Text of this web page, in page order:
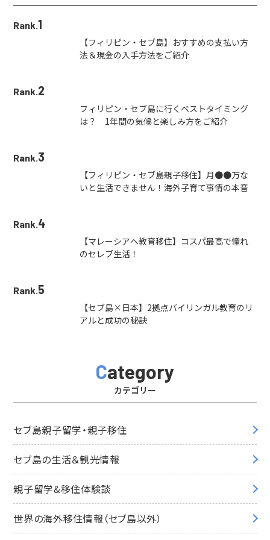
Rank.1
【フィリピン・セブ島】おすすめの支払い方
法＆現金の入手方法をご紹介
Rank.2
フィリピン・セブ島に行くベストタイミング
は？ 1年間の気候と楽しみ方をご紹介
Rank.3
【フィリピン・セブ島親子移住】月●●万な
いと生活できません！海外子育て事情の本音
Rank.4
【マレーシアへ教育移住】コスパ最高で憧れ
のセレブ生活！
Rank.5
【セブ島×日本】2拠点バイリンガル教育のリ
アルと成功の秘訣
Category
カテゴリー
セブ島親子留学・親子移住
セブ島の生活＆観光情報
親子留学&移住体験談
世界の海外移住情報（セブ島以外）